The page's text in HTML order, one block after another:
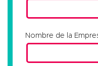
Nombre de la